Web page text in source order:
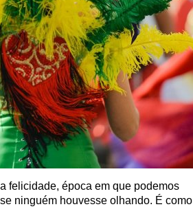
felicidade, época em que podemos
ninguém houvesse olhando. É como